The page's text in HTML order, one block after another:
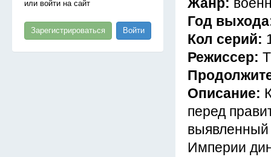
или войти на сайт
Зарегистрироваться Войти
Год
Кол серий:
Режиссер:
Описание:
перед
выявленный
Империи